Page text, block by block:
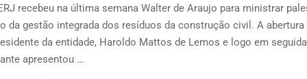
recebeu na última semana Walter de Araujo para ministrar
da gestão integrada dos resíduos da construção civil. A
da entidade, Haroldo Mattos de Lemos e logo em
apresentou …